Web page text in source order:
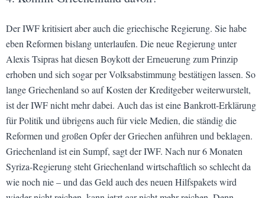
Der IWF kritisiert aber auch die griechische Regierung. Sie habe
eben Reformen bislang unterlaufen. Die neue Regierung unter
Alexis Tsipras hat diesen Boykott der Erneuerung zum Prinzip
erhoben und sich sogar per Volksabstimmung bestätigen lassen. So
lange Griechenland so auf Kosten der Kreditgeber weiterwurstelt,
ist der IWF nicht mehr dabei. Auch das ist eine Bankrott-Erklärung
für Politik und übrigens auch für viele Medien, die ständig die
Reformen und großen Opfer der Griechen anführen und beklagen.
Griechenland ist ein Sumpf, sagt der IWF. Nach nur 6 Monaten
Syriza-Regierung steht Griechenland wirtschaftlich so schlecht da
wie noch nie – und das Geld auch des neuen Hilfspakets wird